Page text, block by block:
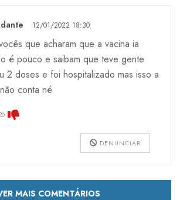
12/01/2022 18:30
que acharam que a vacina ia
é pouco e saibam que teve gente
2 doses e foi hospitalizado mas isso a
conta né
DENUNCIAR
MAIS COMENTÁRIOS